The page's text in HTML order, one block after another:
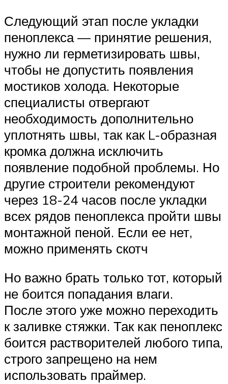
Следующий этап после укладки
пеноплекса — принятие решения,
нужно ли герметизировать швы,
чтобы не допустить появления
мостиков холода. Некоторые
специалисты отвергают
необходимость дополнительно
уплотнять швы, так как L-образная
кромка должна исключить
появление подобной проблемы. Но
другие строители рекомендуют
через 18-24 часов после укладки
всех рядов пеноплекса пройти швы
монтажной пеной. Если ее нет,
можно применять скотч
Но важно брать только тот, который
не боится попадания влаги.
После этого уже можно переходить
к заливке стяжки. Так как пеноплекс
боится растворителей любого типа,
строго запрещено на нем
использовать праймер.